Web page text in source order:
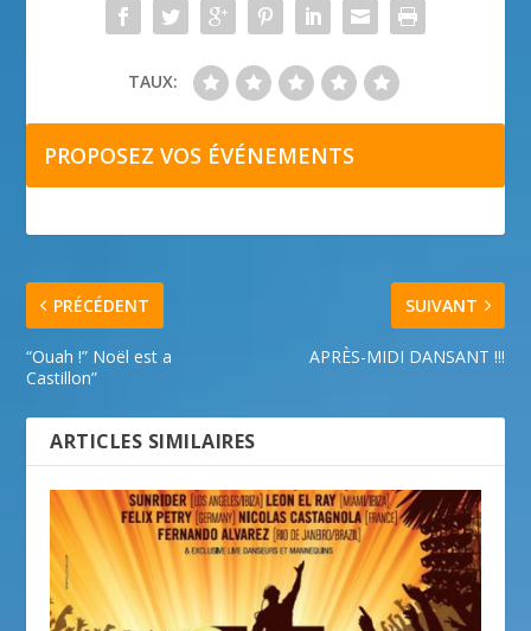
TAUX:
PROPOSEZ VOS ÉVÉNEMENTS
PRÉCÉDENT
“Ouah !” Noël est a
Castillon”
SUIVANT
APRÈS-MIDI DANSANT !!!
ARTICLES SIMILAIRES